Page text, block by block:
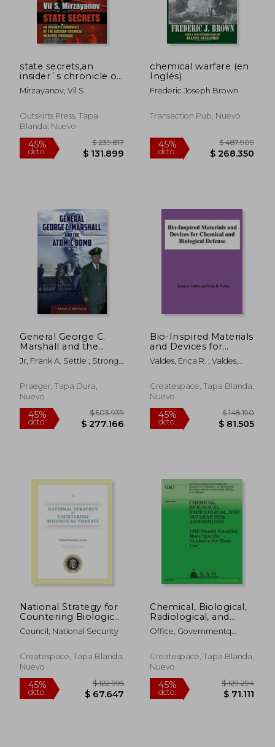
$ 327.473 $
45%
dcto.
$ 282.605
$ 155.433
dcto. $ 144.417 dcto. $
state secrets,an
insider´s chronicle of
the russian chemical
weapons program
Mirzayanov, Vil S.
Outskirts Press, Tapa
Blanda, Nuevo
chemical warfare (en
Inglés)
Frederic Joseph Brown
Transaction Pub, Nuevo
General George C.
Marshall and the
Atomic Bomb (en
Inglés)
Jr, Frank A. Settle ; Strong,
Praeger, Tapa Dura,
Nuevo
Bio-Inspired Materials
and Devices for
Chemical and
Biological Defense
Valdes, Erica R. ; Valdes,
Createspace, Tapa Blanda,
Nuevo
National Strategy for
Countering Biological
Threats (en Inglés)
Council, National Security
Createspace, Tapa Blanda,
Nuevo
Chemical, Biological,
Radiological, and
Nuclear Risk
Assessments (en
Office, Governmentq
Createspace, Tapa Blanda,
Nuevo